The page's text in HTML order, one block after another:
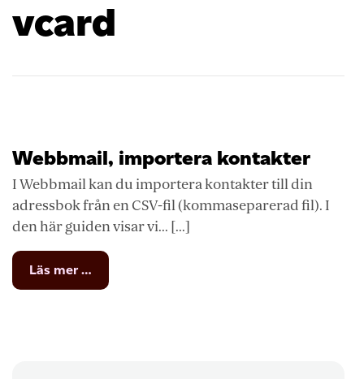
vcard
Webbmail, importera kontakter
I Webbmail kan du importera kontakter till din
adressbok från en CSV-fil (kommaseparerad fil). I
den här guiden visar vi... [...]
Läs mer …
Webbmail,